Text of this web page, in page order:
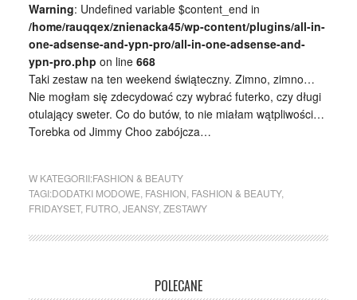
Warning: Undefined variable $content_end in
/home/rauqqex/znienacka45/wp-content/plugins/all-in-
one-adsense-and-ypn-pro/all-in-one-adsense-and-
ypn-pro.php on line 668
Taki zestaw na ten weekend świąteczny. Zimno, zimno…
Nie mogłam się zdecydować czy wybrać futerko, czy długi
otulający sweter. Co do butów, to nie miałam wątpliwości…
Torebka od Jimmy Choo zabójcza…
W KATEGORII:FASHION & BEAUTY
TAGI:DODATKI MODOWE FASHION FASHION & BEAUTY,
FRIDAYSET, FUTRO, JEANSY, ZESTAWY
POLECANE